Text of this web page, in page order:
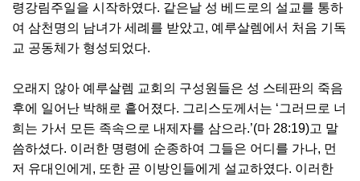
령강림주일을 시작하였다. 같은날 성 베드로의 설교를 통하
여 삼천명의 남녀가 세례를 받았고, 예루살렘에서 처음 기독
교 공동체가 형성되었다.
오래지 않아 예루살렘 교회의 구성원들은 성 스테판의 죽음
후에 일어난 박해로 흩어졌다. 그리스도께서는 ‘그러므로 너
희는 가서 모든 족속으로 내제자를 삼으라.’(마 28:19)고 말
씀하셨다. 이러한 명령에 순종하여 그들은 어디를 가나, 먼
저 유대인에게, 또한 곧 이방인들에게 설교하였다. 이러한